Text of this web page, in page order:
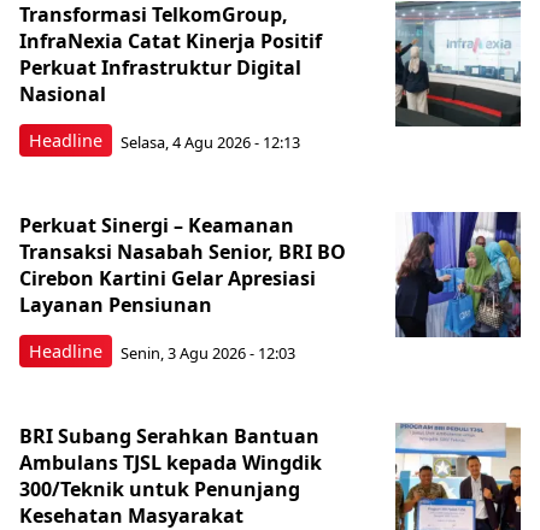
Headline
Transformasi TelkomGroup,
InfraNexia Catat Kinerja Positif
Perkuat Infrastruktur Digital
Nasional
Selasa, 4 Agu 2026 - 12:13
Headline
Perkuat Sinergi – Keamanan
Transaksi Nasabah Senior, BRI BO
Cirebon Kartini Gelar Apresiasi
Layanan Pensiunan
Senin, 3 Agu 2026 - 12:03
BRI Subang Serahkan Bantuan
Ambulans TJSL kepada Wingdik
300/Teknik untuk Penunjang
Kesehatan Masyarakat ​